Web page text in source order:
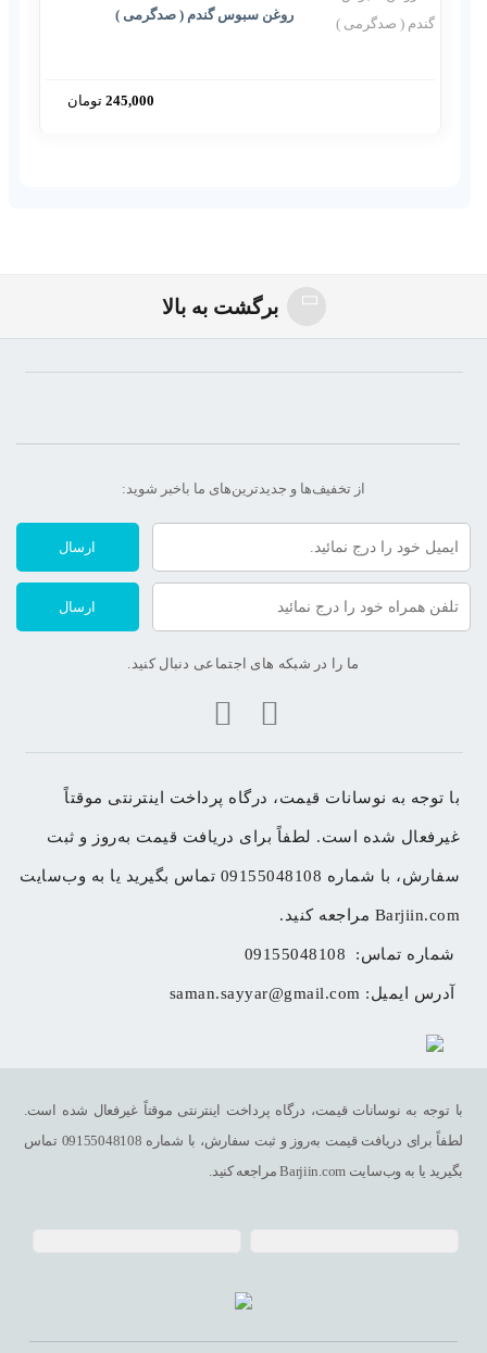
روغن سبوس گندم ( صدگرمی )
245,000 تومان
برگشت به بالا
از تخفیف‌ها و جدیدترین‌های ما‌ باخبر شوید:
ارسال
ارسال
ما را در شبکه های اجتماعی دنبال کنید.
Barjiin.com مراجعه کنید.
شماره تماس: 09155048108
آدرس ایمیل: saman.sayyar@gmail.com
با توجه به نوسانات قیمت، درگاه پرداخت اینترنتی موقتاً غیرفعال شده است.
لطفاً برای دریافت قیمت به‌روز و ثبت سفارش، با شماره 09155048108 تماس
بگیرید یا به وب‌سایت Barjiin.com مراجعه کنید.